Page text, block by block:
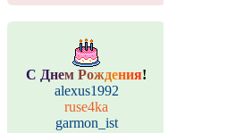
С Днем Рождения!
alexus1992
ruse4ka
garmon_ist